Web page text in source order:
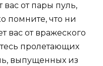
от пары пуль,
помните, что ни
вас от вражеского
пролетающих
выпущенных из